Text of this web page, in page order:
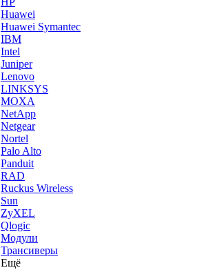
Huawei
Huawei Symantec
IBM
Intel
Juniper
Lenovo
LINKSYS
MOXA
NetApp
Netgear
Nortel
Palo Alto
Panduit
RAD
Ruckus Wireless
Sun
ZyXEL
Qlogic
Модули
Трансиверы
Ещё